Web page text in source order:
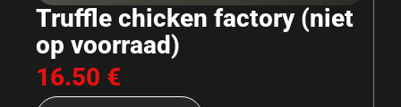
Truffle chicken factory (niet
op voorraad)
16.50 €